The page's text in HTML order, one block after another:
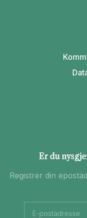
Er du
Registrer din